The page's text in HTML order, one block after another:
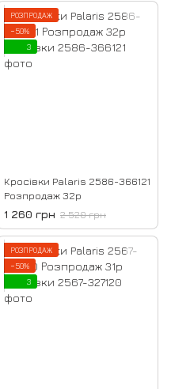
РОЗПРОДАЖ
−50%
3
Кросівки Palaris 2586-366121
Розпродаж 32р
1 260 грн 2 520 грн
РОЗПРОДАЖ
−50%
3